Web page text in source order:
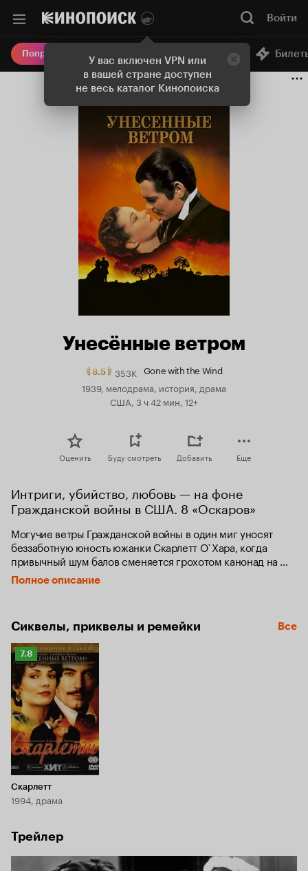
У вас включен VPN или
в вашей стране доступен
не весь каталог Кинопоиска
Войти
Попробовать Плюс Онлайн-кинотеатр
Унесённые ветром
8.5Рейтинг
Кинопоиска
8.5.
топ
353K Gone with the Wind
1939, мелодрама, история, драма
США, 3 ч 42 мин, 12+
Оценить Буду смотреть Добавить Еще
Интриги, убийство, любовь — на фоне
Гражданской войны в США. 8 «Оскаров»
Могучие ветры Гражданской войны в один миг уносят
беззаботную юность южанки Скарлетт О`Хара, когда
привычный шум балов сменяется грохотом канонад на
подступах к родному дому. Для молодой женщины,
вынужденной бороться за новую жизнь на разоренной
настоящую любовь.
Полное описание
Сиквелы, приквелы и ремейки Все
Рейтинг
Кинопоиска
7.8
7.8
Скарлетт
1994, драма
Трейлер